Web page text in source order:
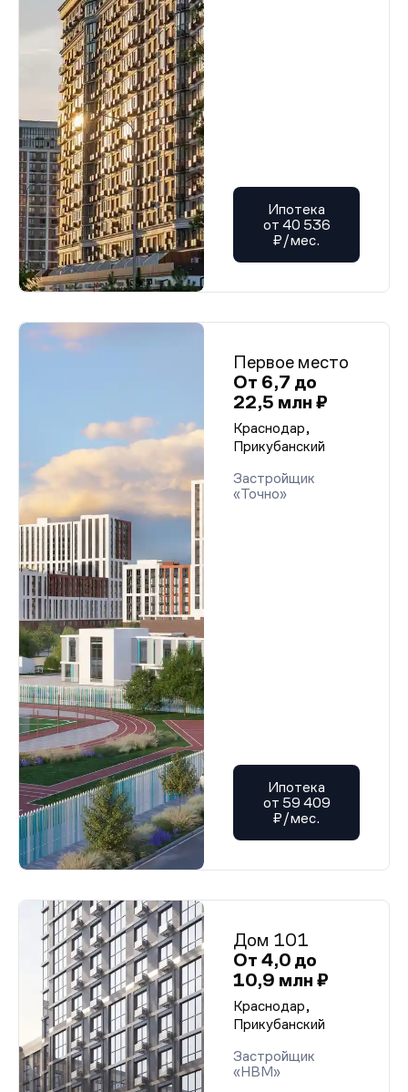
Ипотека
от 40 536
₽/мес.
Первое место
От 6,7 до
22,5 млн ₽
Краснодар,
Прикубанский
Застройщик
«Точно»
Ипотека
от 59 409
₽/мес.
Дом 101
От 4,0 до
10,9 млн ₽
Краснодар,
Прикубанский
Застройщик
«НВМ»